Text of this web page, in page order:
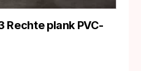
Rechte plank PVC-